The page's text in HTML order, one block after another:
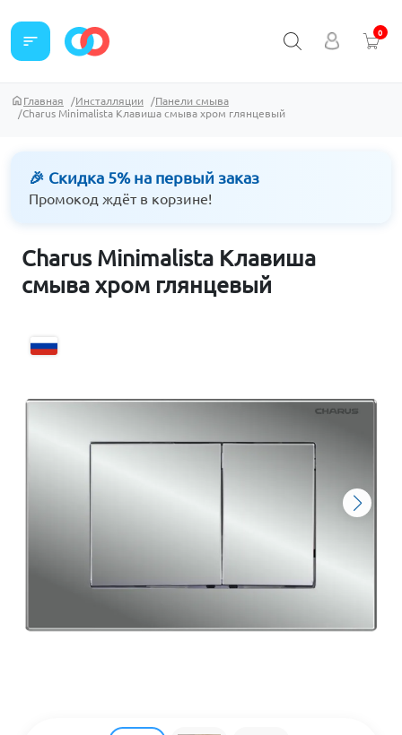
sort 0
Главная Инсталляции
Панели смыва
Charus Minimalista Клавиша смыва хром глянцевый
🎉 Скидка 5% на первый заказ
Промокод ждёт в корзине!
Charus Minimalista Клавиша
смыва хром глянцевый